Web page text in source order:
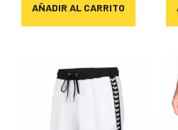
AÑADIR AL CARRITO